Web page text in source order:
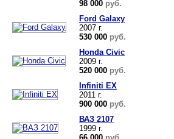
98 000 руб.
Ford Galaxy
2007 г.
530 000 руб.
Honda Civic
2009 г.
520 000 руб.
Infiniti EX
2011 г.
900 000 руб.
ВАЗ 2107
1999 г.